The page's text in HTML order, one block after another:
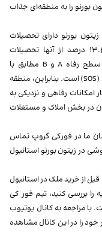
بورنو را به منطقه‌ای جذاب
از ساکنان زیتون بورنو دارای تحصیلات
ابتدایی، راهنمایی یا متوسطه هستند و 13.49 درصد از آنها تحصیلات
دانشگاهی دارند. این منطقه همچنین دارای سطح رفاه A و B مطابق با
استانداردهای وضعیت اقتصادی اجتماعی ترکیه (SOS) است. بنابراین، منطقه
امکانات رفاهی و نزدیکی به
در بخش املاک و مستغلات
ما در فورکی گروپ تماس
در زیتون بورنو استانبول
از خرید ملک در استانبول
بررسی کنید، تیم فور کی
با مراجعه به کانال یوتیوب
خود را در این کانال مشاهده